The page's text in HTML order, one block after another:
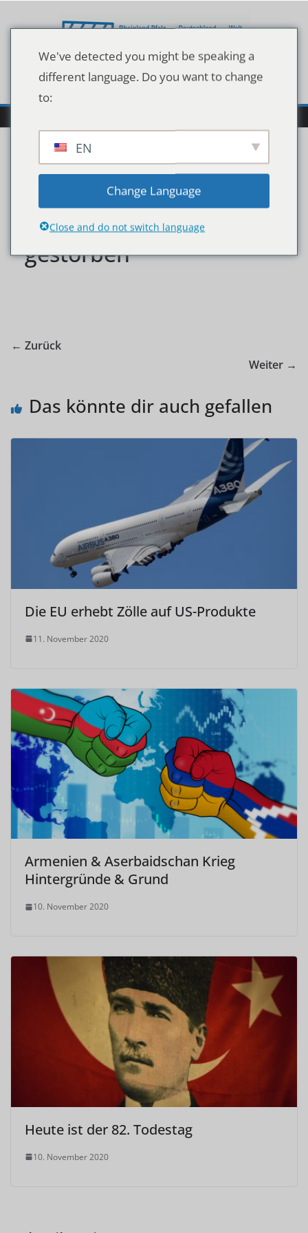
Inhalt
staatstrauer-ausgerufen-
sultan-von-oman-
gestorben
← Zurück
Weiter →
Das könnte dir auch gefallen
Die EU erhebt Zölle auf US-Produkte
11. November 2020
Armenien & Aserbaidschan Krieg
Hintergründe & Grund
10. November 2020
Heute ist der 82. Todestag
10. November 2020
We've detected you might be speaking a
different language. Do you want to change
to:
EN
Change Language
Close and do not switch language